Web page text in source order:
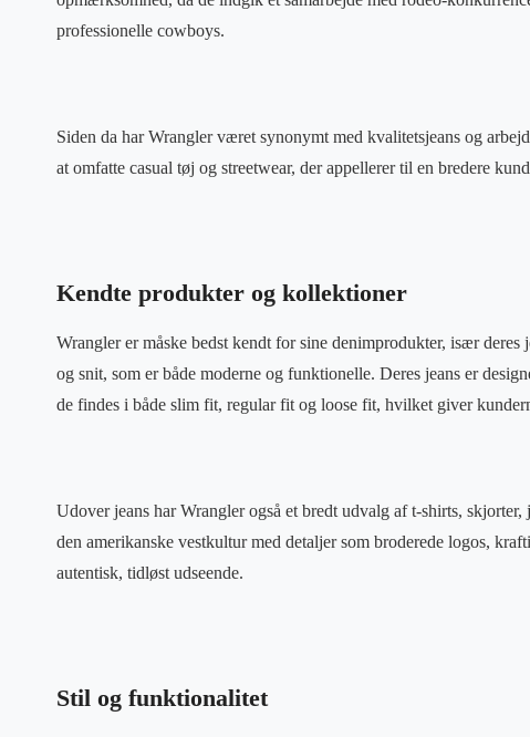
professionelle cowboys.
Siden da har Wrangler været synonymt med kvalitetsjeans og
at omfatte casual tøj og streetwear, der appellerer til en bredere
Kendte produkter og kollektioner
Wrangler er måske bedst kendt for sine denimprodukter, især
og snit, som er både moderne og funktionelle. Deres jeans er
de findes i både slim fit, regular fit og loose fit, hvilket giver
Udover jeans har Wrangler også et bredt udvalg af t-shirts,
den amerikanske vestkultur med detaljer som broderede logos,
autentisk, tidløst udseende.
Stil og funktionalitet